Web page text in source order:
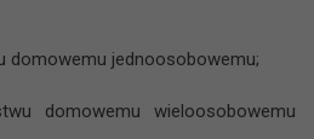
domowemu jednoosobowemu;
domowemu wieloosobowemu